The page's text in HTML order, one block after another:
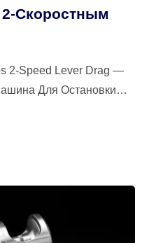
Скоростным
2-Speed Lever Drag —
Для Остановки